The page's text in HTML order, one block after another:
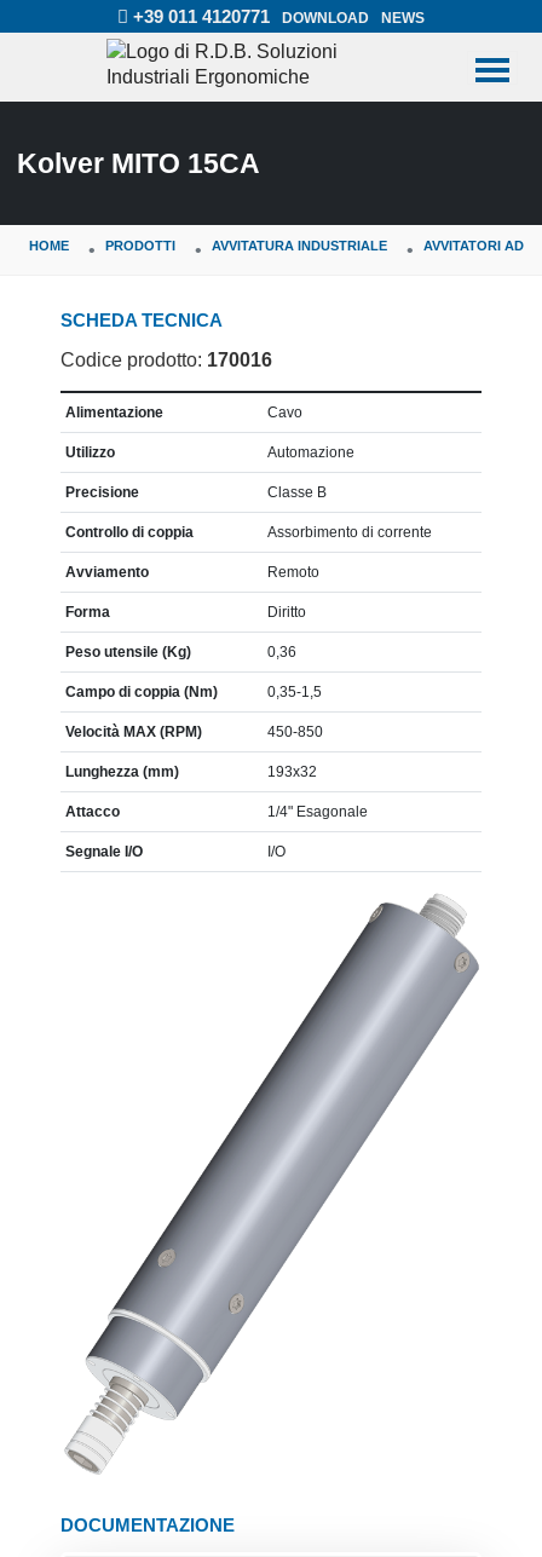
+39 011 4120771 DOWNLOAD NEWS
Kolver MITO 15CA
HOME PRODOTTI AVVITATURA INDUSTRIALE AVVITATORI AD
SCHEDA TECNICA
Codice prodotto: 170016
CARATTERISTICA VALORE
Alimentazione Cavo
Utilizzo Automazione
Precisione Classe B
Controllo di coppia Assorbimento di corrente
Avviamento Remoto
Forma Diritto
Peso utensile (Kg) 0,36
Campo di coppia (Nm) 0,35-1,5
Velocità MAX (RPM) 450-850
Lunghezza (mm) 193x32
Attacco 1/4" Esagonale
Segnale I/O I/O
DOCUMENTAZIONE